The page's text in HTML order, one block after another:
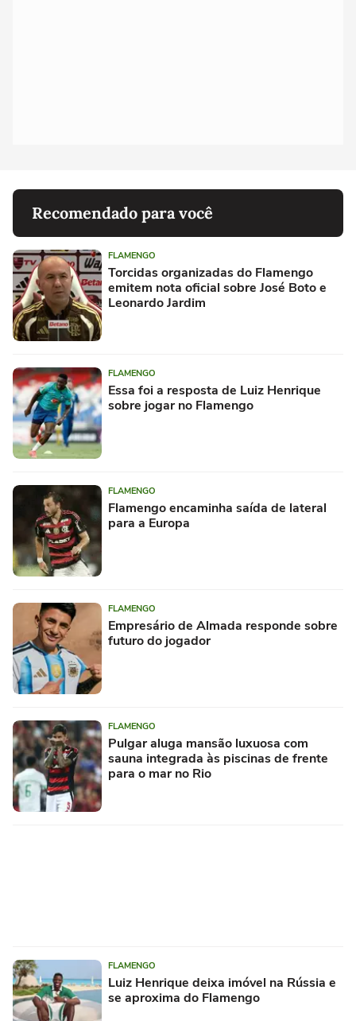
Recomendado para você
FLAMENGO
Torcidas organizadas do Flamengo
emitem nota oficial sobre José Boto e
Leonardo Jardim
FLAMENGO
Essa foi a resposta de Luiz Henrique
sobre jogar no Flamengo
FLAMENGO
Flamengo encaminha saída de lateral
para a Europa
FLAMENGO
Empresário de Almada responde sobre
futuro do jogador
FLAMENGO
Pulgar aluga mansão luxuosa com
sauna integrada às piscinas de frente
para o mar no Rio
FLAMENGO
Luiz Henrique deixa imóvel na Rússia e
se aproxima do Flamengo